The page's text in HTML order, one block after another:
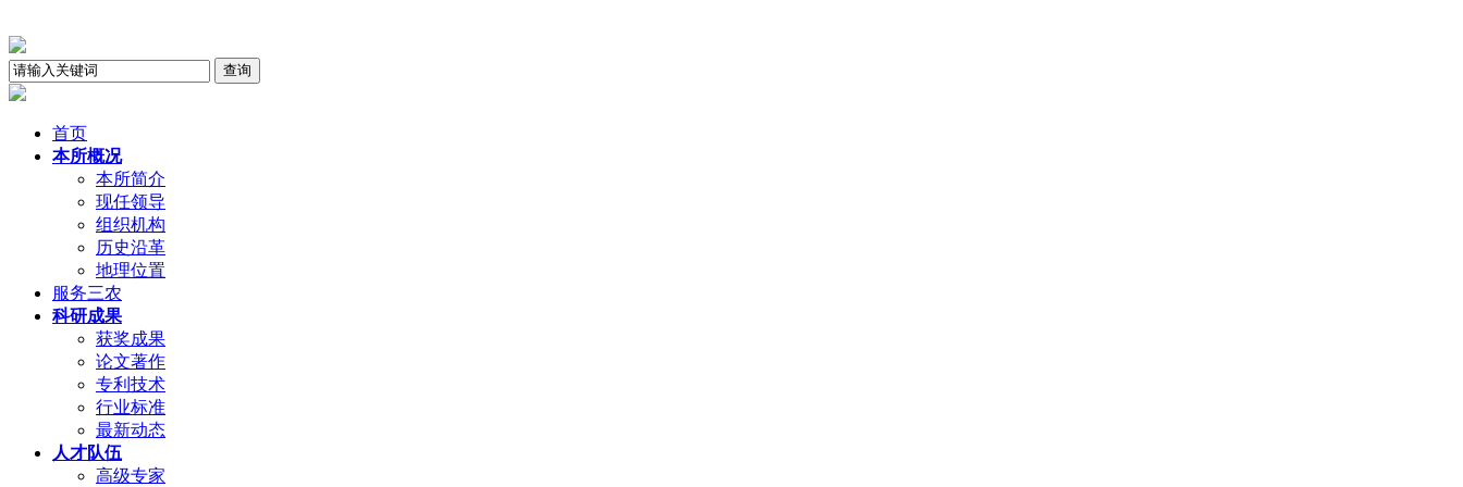
首页
本所概况
本所简介
现任领导
组织机构
历史沿革
地理位置
服务三农
科研成果
获奖成果
论文著作
专利技术
行业标准
最新动态
人才队伍
高级专家